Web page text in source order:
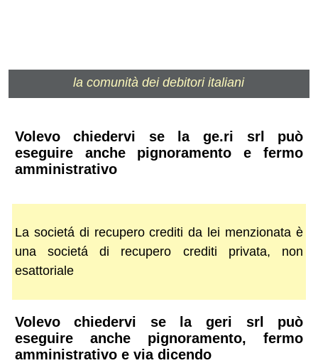
la comunità dei debitori italiani
Volevo chiedervi se la ge.ri srl può
eseguire anche pignoramento e fermo
amministrativo
La societá di recupero crediti da lei menzionata è
una societá di recupero crediti privata, non
esattoriale
Volevo chiedervi se la geri srl può
eseguire anche pignoramento, fermo
amministrativo e via dicendo